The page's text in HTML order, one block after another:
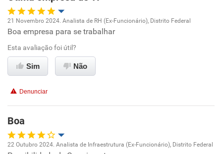
Oportunidade de promoção
Ambiente de trabalho
Benefícios
Recomenda esta empresa
21 Novembro 2024. Analista de RH (Ex-Funcionário), Distrito Federal
Boa empresa para se trabalhar
Esta avaliação foi útil?
Sim Não
Denunciar
Boa
22 Outubro 2024. Analista de Infraestrutura (Ex-Funcionário), Distrito Federal